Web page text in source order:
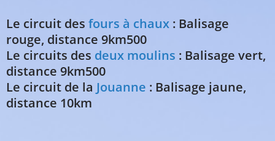
Le circuit des fours à chaux : Balisage
rouge, distance 9km500
Le circuits des deux moulins : Balisage vert,
distance 9km500
Le circuit de la Jouanne : Balisage jaune,
distance 10km